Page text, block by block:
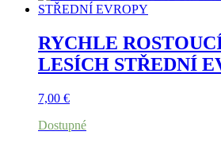
RYCHLE
LESÍCH STŘEDNÍ
7,00 €
Dostupné